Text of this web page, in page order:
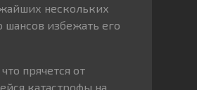
нескольких
шансов избежать его
прячется от
катастрофы на